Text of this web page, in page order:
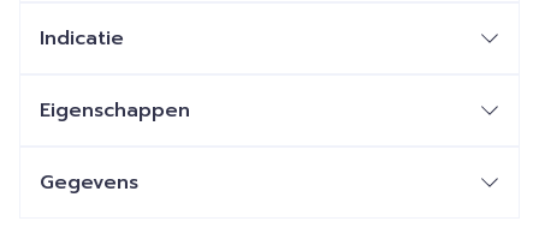
Indicatie
Eigenschappen
Gegevens